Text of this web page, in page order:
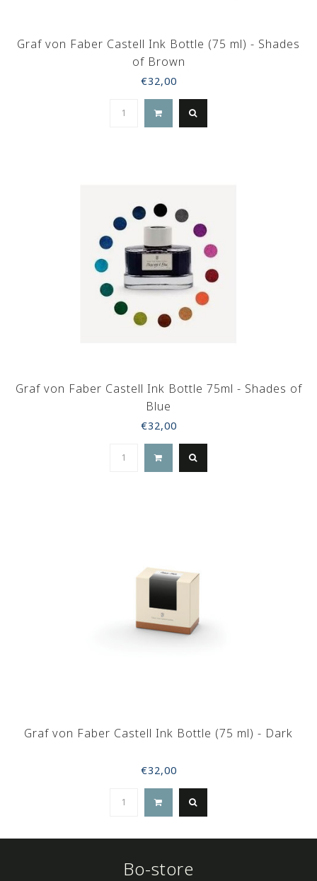
Graf von Faber Castell Ink Bottle (75 ml) - Shades
of Brown
€32,00
Graf von Faber Castell Ink Bottle 75ml - Shades of
Blue
€32,00
Graf von Faber Castell Ink Bottle (75 ml) - Dark
€32,00
Bo-store